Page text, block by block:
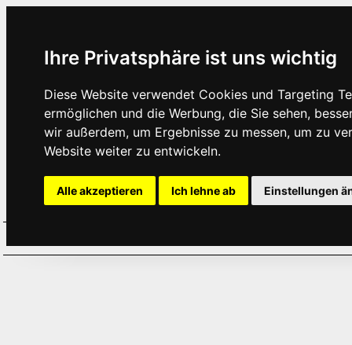
Ihre Privatsphäre ist uns wichtig
Diese Website verwendet Cookies und Targeting
ermöglichen und die Werbung, die Sie sehen,
wir außerdem, um Ergebnisse zu messen, um zu
Website weiter zu entwickeln.
Alle akzeptieren Ich lehne ab Einstellungen